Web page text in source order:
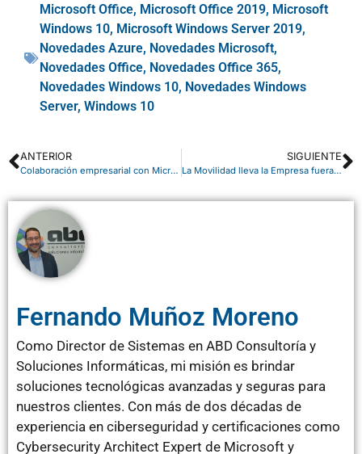
Microsoft Office, Microsoft Office 2019, Microsoft
Windows 10, Microsoft Windows Server 2019,
Novedades Azure, Novedades Microsoft,
Novedades Office, Novedades Office 365,
Novedades Windows 10, Novedades Windows
Server, Windows 10
ANTERIOR
Colaboración empresarial con Microsoft Teams y Office 365
SIGUIENTE
La Movilidad lleva la Empresa fuera de la Oficina
Fernando Muñoz Moreno
Como Director de Sistemas en ABD Consultoría y
Soluciones Informáticas, mi misión es brindar
soluciones tecnológicas avanzadas y seguras para
nuestros clientes. Con más de dos décadas de
experiencia en ciberseguridad y certificaciones como
Cybersecurity Architect Expert de Microsoft y